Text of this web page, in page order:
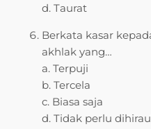
d. Taurat
Berkata kasar
akhlak yang…
a. Terpuji
b. Tercela
c. Biasa saja
d. Tidak perlu